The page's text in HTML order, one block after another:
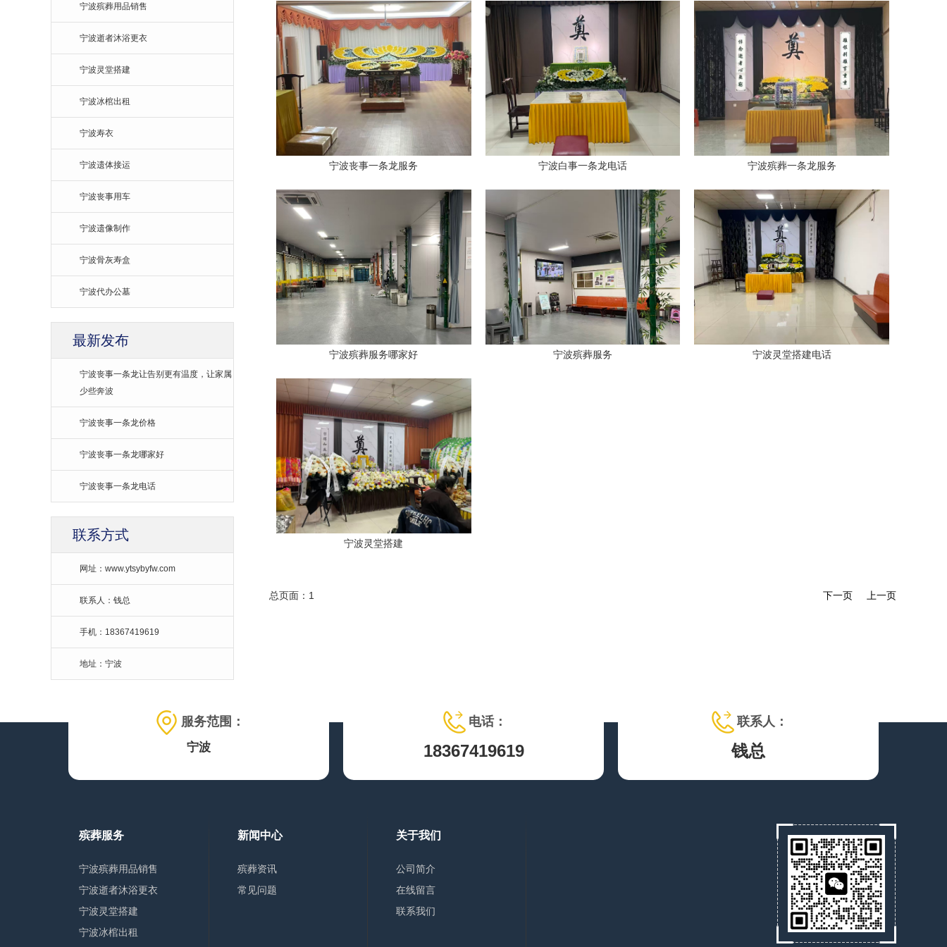
宁波殡葬用品销售
宁波逝者沐浴更衣
宁波灵堂搭建
宁波冰棺出租
宁波寿衣
宁波遗体接运
宁波丧事用车
宁波遗像制作
宁波骨灰寿盒
宁波代办公墓
最新发布
宁波丧事一条龙让告别更有温度，让家属
少些奔波
宁波丧事一条龙价格
宁波丧事一条龙哪家好
宁波丧事一条龙电话
联系方式
网址：www.ytsybyfw.com
联系人：钱总
手机：18367419619
地址：宁波
宁波丧事一条龙服务 宁波白事一条龙电话 宁波殡葬一条龙服务
宁波殡葬服务哪家好 宁波殡葬服务 宁波灵堂搭建电话
宁波灵堂搭建
总页面：1 上一页
下一页
服务范围：
宁波
电话：
18367419619
联系人：
钱总
殡葬服务
宁波殡葬用品销售
宁波逝者沐浴更衣
宁波灵堂搭建
宁波冰棺出租
新闻中心
殡葬资讯
常见问题
关于我们
公司简介
在线留言
联系我们